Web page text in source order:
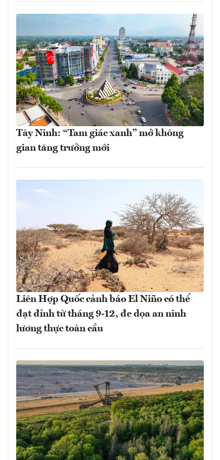
Tây Ninh: “Tam giác xanh” mở không
gian tăng trưởng mới
Liên Hợp Quốc cảnh báo El Niño có thể
đạt đỉnh từ tháng 9-12, đe dọa an ninh
lương thực toàn cầu